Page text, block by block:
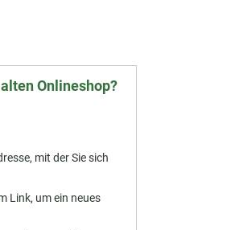
Onlineshop?
mit der Sie sich
Link, um ein neues